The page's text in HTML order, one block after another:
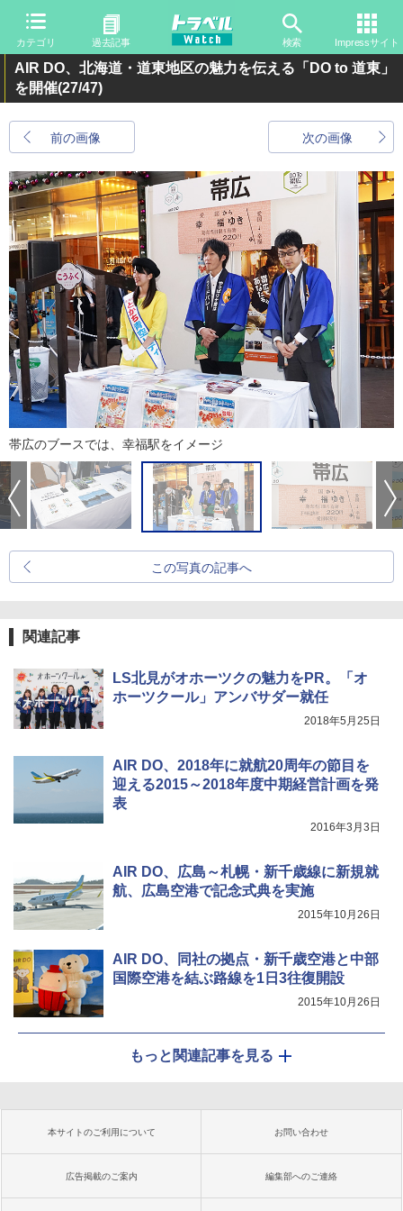
カテゴリ 過去記事 検索 Impressサイト
AIR DO、北海道・道東地区の魅力を伝える「DO to 道東」
を開催(27/47)
前の画像 次の画像
帯広のブースでは、幸福駅をイメージ
この写真の記事へ
関連記事
LS北見がオホーツクの魅力をPR。「オ
ホーツクール」アンバサダー就任
2018年5月25日
AIR DO、2018年に就航20周年の節目を
迎える2015～2018年度中期経営計画を発
表
2016年3月3日
AIR DO、広島～札幌・新千歳線に新規就
航、広島空港で記念式典を実施
2015年10月26日
AIR DO、同社の拠点・新千歳空港と中部
国際空港を結ぶ路線を1日3往復開設
2015年10月26日
もっと関連記事を見る
本サイトのご利用について お問い合わせ
広告掲載のご案内 編集部へのご連絡